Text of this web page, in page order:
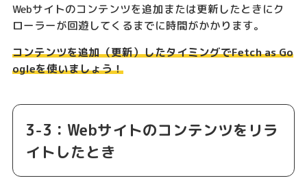
Webサイトのコンテンツを追加または更新したときにク
ローラーが回遊してくるまでに時間がかかります。
コンテンツを追加（更新）したタイミングでFetch as Go
ogleを使いましょう！
3-3：Webサイトのコンテンツをリラ
イトしたとき